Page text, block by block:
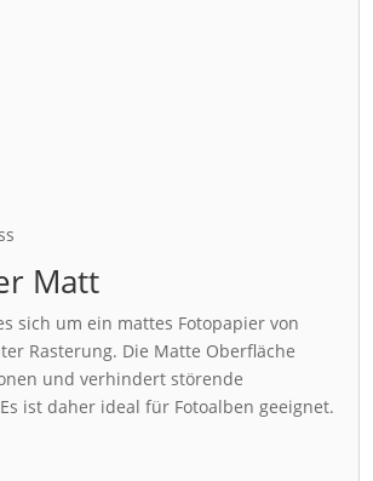
Matt
sich um ein mattes Fotopapier von
Rasterung. Die Matte Oberfläche
und verhindert störende
ist daher ideal für Fotoalben geeignet.